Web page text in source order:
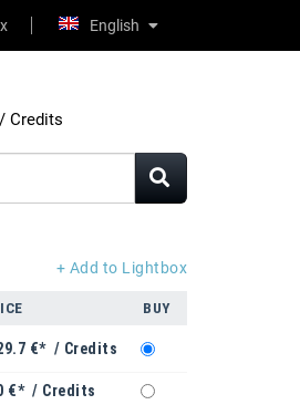
English
- 0.00 €* / Credits
+ Add to Lightbox
BUY
€* / Credits
€* / Credits